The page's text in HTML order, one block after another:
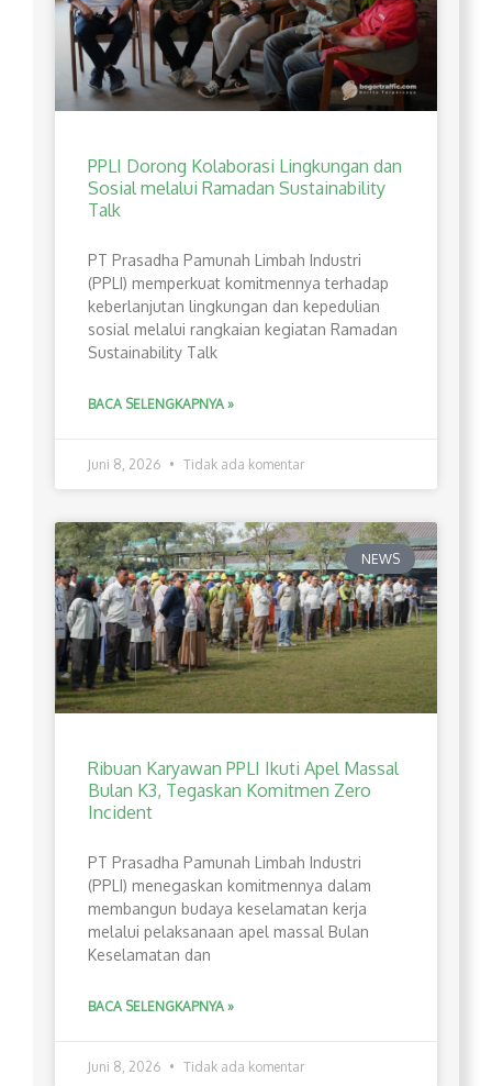
PPLI Dorong Kolaborasi Lingkungan dan
Sosial melalui Ramadan Sustainability
Talk
PT Prasadha Pamunah Limbah Industri
(PPLI) memperkuat komitmennya terhadap
keberlanjutan lingkungan dan kepedulian
sosial melalui rangkaian kegiatan Ramadan
Sustainability Talk
BACA SELENGKAPNYA »
Juni 8, 2026 Tidak ada komentar
NEWS
Ribuan Karyawan PPLI Ikuti Apel Massal
Bulan K3, Tegaskan Komitmen Zero
Incident
PT Prasadha Pamunah Limbah Industri
(PPLI) menegaskan komitmennya dalam
membangun budaya keselamatan kerja
melalui pelaksanaan apel massal Bulan
Keselamatan dan
BACA SELENGKAPNYA »
Juni 8, 2026 Tidak ada komentar